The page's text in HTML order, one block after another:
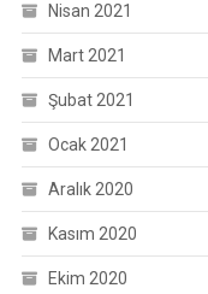
Nisan 2021
Mart 2021
Şubat 2021
Ocak 2021
Aralık 2020
Kasım 2020
Ekim 2020